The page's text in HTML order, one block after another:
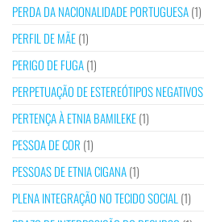
PERDA DA NACIONALIDADE PORTUGUESA(1)
PERFIL DE MÃE(1)
PERIGO DE FUGA(1)
PERPETUAÇÃO DE ESTEREÓTIPOS NEGATIVOS
PERTENÇA À ETNIA BAMILEKE(1)
PESSOA DE COR (1)
PESSOAS DE ETNIA CIGANA(1)
PLENA INTEGRAÇÃO NO TECIDO SOCIAL (1)